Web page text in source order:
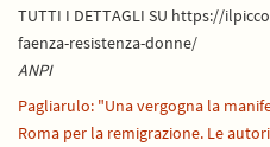
TUTTI I DETTAGLI SU https://
faenza-resistenza-donne/
ANPI
Pagliarulo: "Una vergogna la
Roma per la remigrazione. Le